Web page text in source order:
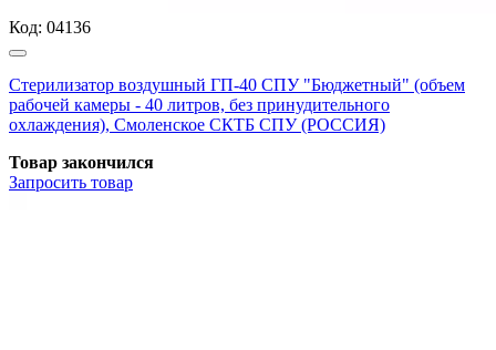
Код: 04136
Стерилизатор воздушный ГП-40 СПУ "Бюджетный" (объем
рабочей камеры - 40 литров, без принудительного
охлаждения), Смоленское СКТБ СПУ (РОССИЯ)
Товар закончился
Запросить товар